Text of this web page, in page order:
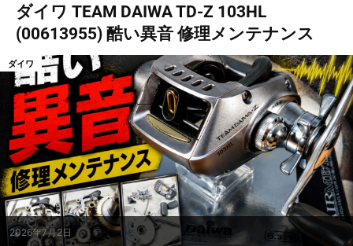
ダイワ TEAM DAIWA TD-Z 103HL
(00613955) 酷い異音 修理メンテナンス
2026年7月2日
ダイワ